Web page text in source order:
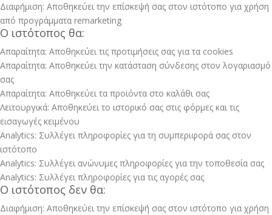
Διαφήμιση: Αποθηκεύει την επίσκεψή σας στον ιστότοπο για χρήση
από προγράμματα remarketing
Ο ιστότοπος θα:
Απαραίτητα: Αποθηκεύει τις προτιμήσεις σας για τα cookies
Απαραίτητα: Αποθηκεύει την κατάσταση σύνδεσης στον λογαριασμό
σας
Απαραίτητα: Αποθηκεύει τα προϊόντα στο καλάθι σας
Λειτουργικά: Αποθηκεύει το ιστορικό σας στις φόρμες και τις
εισαγωγές κειμένου
Analytics: Συλλέγει πληροφορίες για τη συμπεριφορά σας στον
ιστότοπο
Analytics: Συλλέγει ανώνυμες πληροφορίες για την τοποθεσία σας
Analytics: Συλλέγει πληροφορίες για τις αγορές σας
Ο ιστότοπος δεν θα:
Διαφήμιση: Αποθηκεύει την επίσκεψή σας στον ιστότοπο για χρήση